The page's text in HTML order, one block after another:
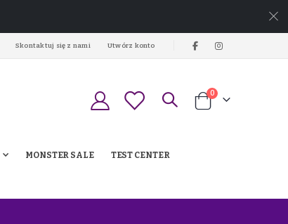
Skontaktuj się z nami Utwórz konto
Koszyk
0produkty
MONSTER SALE TEST CENTER